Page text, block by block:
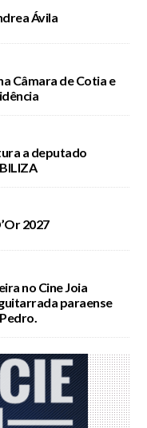
Ávila
Câmara de Cotia e
a deputado
2027
no Cine Joia
paraense